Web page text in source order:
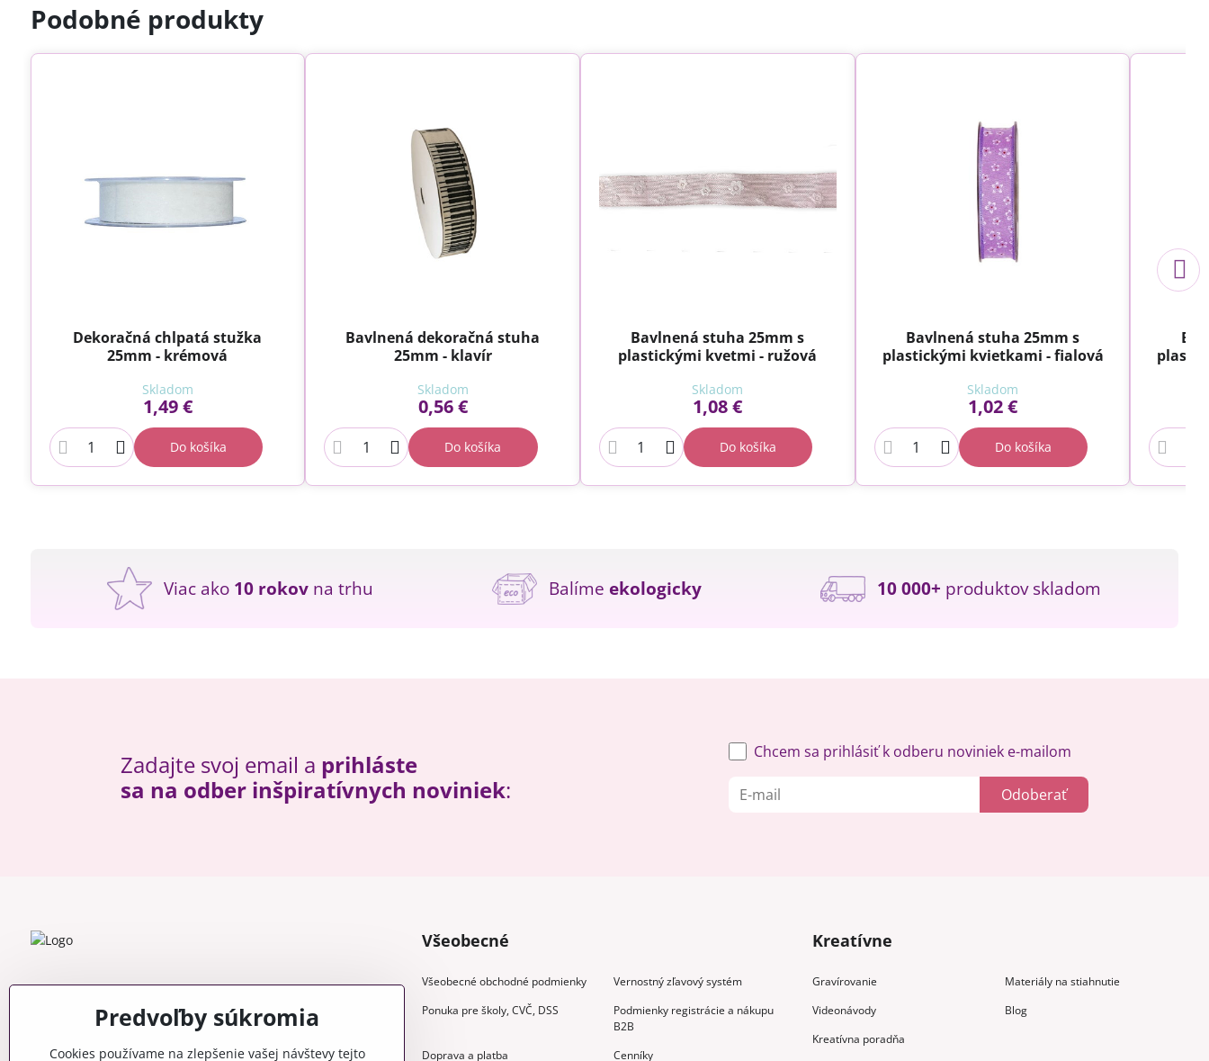
Podobné produkty
Dekoračná chlpatá stužka
25mm - krémová
Skladom
1,49 €
Do košíka
Bavlnená dekoračná stuha
25mm - klavír
Skladom
0,56 €
Do košíka
Bavlnená stuha 25mm s
plastickými kvetmi - ružová
Skladom
1,08 €
Do košíka
Bavlnená stuha 25mm s
plastickými kvietkami - fialová
Skladom
1,02 €
Do košíka
Viac ako 10 rokov na trhu Balíme ekologicky 10 000+ produktov skladom
Zadajte svoj email a prihláste
sa na odber inšpiratívnych noviniek: Odoberať
Chcem sa prihlásiť k odberu noviniek e-mailom
Všeobecné
Všeobecné obchodné podmienky
Vernostný zľavový systém
Ponuka pre školy, CVČ, DSS
Podmienky registrácie a nákupu
B2B
Doprava a platba
Cenníky
Kreatívne
Gravírovanie
Materiály na stiahnutie
Videonávody
Blog
Kreatívna poradňa
Predvoľby súkromia
Cookies používame na zlepšenie vašej návštevy tejto